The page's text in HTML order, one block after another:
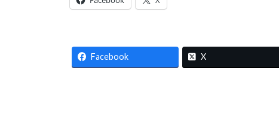
Facebook X